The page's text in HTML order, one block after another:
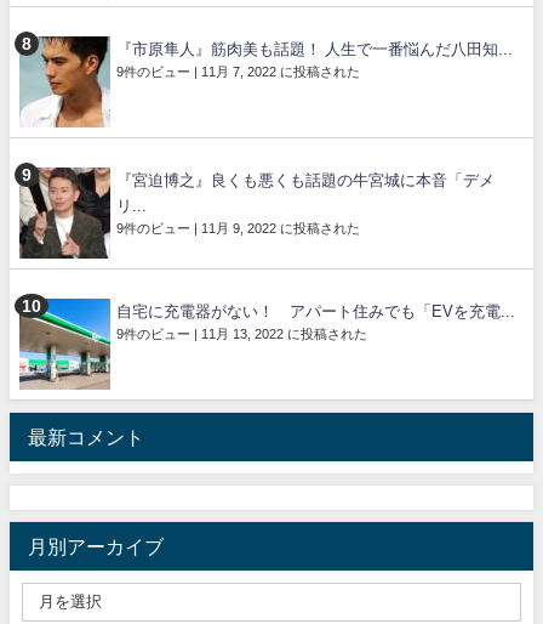
『市原隼人』筋肉美も話題！ 人生で一番悩んだ八田知...
9件のビュー 11月 7, 2022 に投稿された
『宮迫博之』良くも悪くも話題の牛宮城に本音「デメ
リ...
9件のビュー 11月 9, 2022 に投稿された
自宅に充電器がない！ アパート住みでも「EVを充電...
9件のビュー 11月 13, 2022 に投稿された
最新コメント
月別アーカイブ